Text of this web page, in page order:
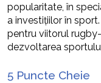
popularitate, în
a investițiilor în
pentru viitorul
dezvoltarea
5 Puncte Cheie